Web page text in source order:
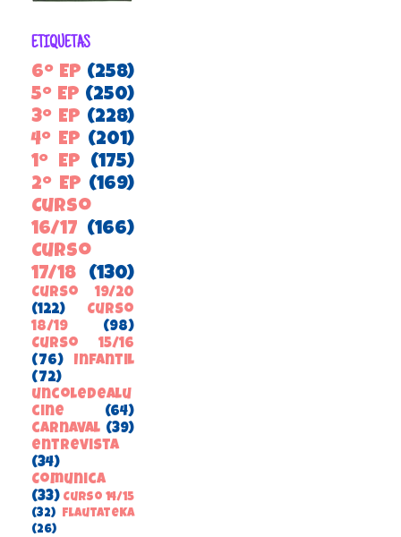
ETIQUETAS
6º EP (258)
5º EP (250)
3º EP (228)
4º EP (201)
1º EP
(175)
2º EP (169)
Curso
16/17 (166)
Curso
17/18
(130)
Curso 19/20
(122)
Curso
18/19
(98)
Curso 15/16
(76)
Infantil
(72)
uncoledealu
cine
(64)
carnaval (39)
entrevista
(34)
ComunicA
(33) Curso 14/15
(32)
FlautateKa
(26)